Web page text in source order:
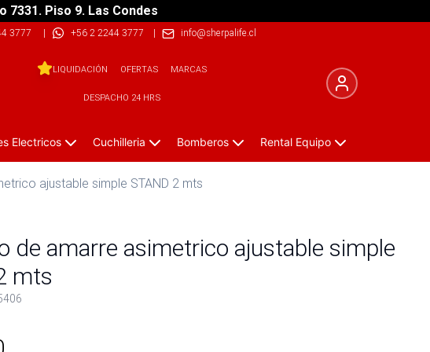
7331. Piso 9. Las Condes
3777 | +56 2 2244 3777 | info@sherpalife.cl
LIQUIDACIÓN OFERTAS MARCAS
DESPACHO 24 HRS
Electricos Cuchilleria Bomberos Rental Equipo
ajustable simple STAND 2 mts
de amarre asimetrico ajustable simple
mts